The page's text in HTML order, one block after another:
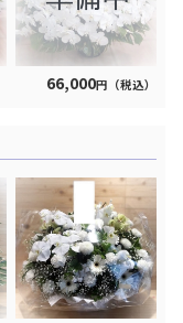
66,000円（税込）